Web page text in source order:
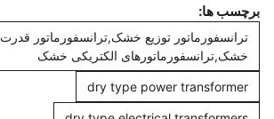
برچسب ها:
ترانسفورماتور توزیع خشک,ترانسفورماتور قدرت
خشک,ترانسفورماتورهای الکتریکی خشک
dry type power transformer